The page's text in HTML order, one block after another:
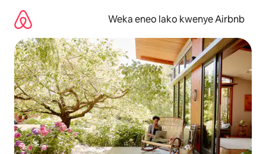
kwenda
kwenye
maudhui
Weka eneo lako kwenye Airbnb